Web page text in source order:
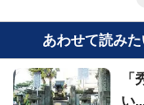
あわせて読みた
い